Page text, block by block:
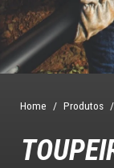
Home Produtos